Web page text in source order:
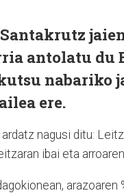
antolatu du
nabariko
ere.
nagusi ditu:
ibai eta